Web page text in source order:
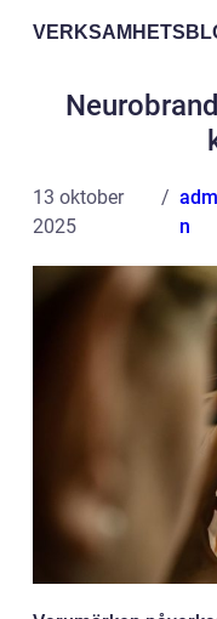
13 oktober
2025
n